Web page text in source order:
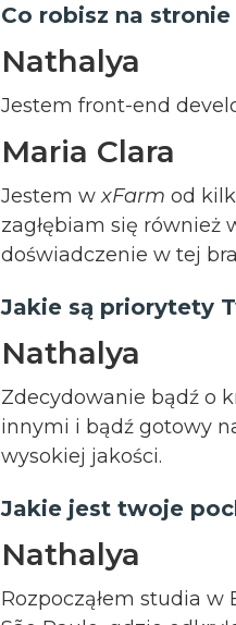
Co robisz na stronie
Nathalya
Jestem front-end
Maria Clara
Jestem wxFarm od
zagłębiam się również
doświadczenie w tej
Jakie są priorytety
Nathalya
Zdecydowanie bądź o
innymi i bądź gotowy
wysokiej jakości.
Jakie jest twoje
Nathalya
Rozpocząłem studia w